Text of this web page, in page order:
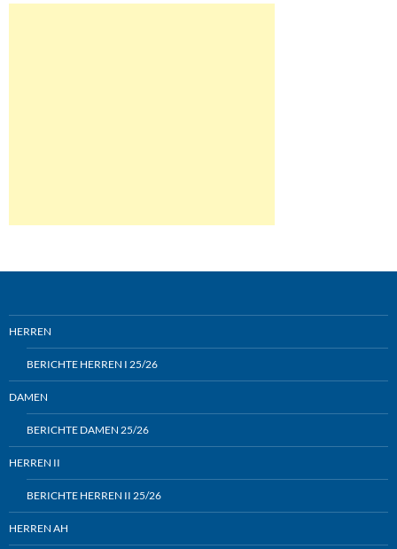
HERREN
BERICHTE HERREN I 25/26
DAMEN
BERICHTE DAMEN 25/26
HERREN II
BERICHTE HERREN II 25/26
HERREN AH